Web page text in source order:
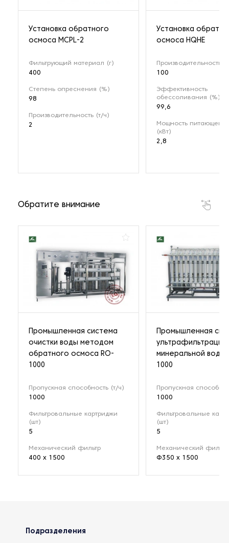
Установка обратного
осмоса MCPL-2
Фильтрующий материал (г)
400
Степень опреснения (%)
98
Производительность (т/ч)
2
Установка
осмоса HQHE
Производительность
100
Эффективность
обессоливания (%)
99,6
Мощность питающего
(кВт)
2,8
Обратите внимание
Промышленная система
очистки воды методом
обратного осмоса RO-
1000
Пропускная способность (т/ч)
1000
Фильтровальные картриджи
(шт)
5
Механический фильтр
400 х 1500
Промышленная
ультрафильтрации
минеральной воды
1000
Пропускная
1000
Фильтровальные
(шт)
5
Механический фильтр
Φ350 х 1500
Подразделения